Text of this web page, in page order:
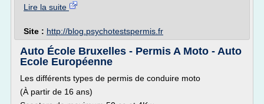
Lire la suite
Site : http://blog.psychotestspermis.fr
Auto École Bruxelles - Permis A Moto - Auto
Ecole Européenne
Les différents types de permis de conduire moto
(À partir de 16 ans)